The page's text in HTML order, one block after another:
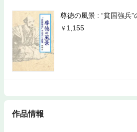
尊徳の風景 : “貧国強兵
1,155
作品情報